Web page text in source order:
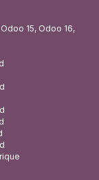
15, Odoo 16,